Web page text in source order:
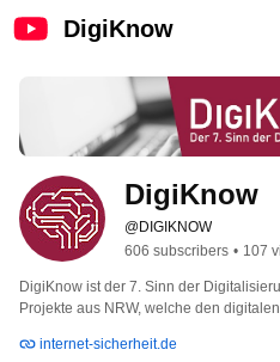
DigiKnow
DigiKnow
@DIGIKNOW
606 subscribers • 107
DigiKnow ist der 7. Sinn der
Projekte aus NRW, welche den
praktischen Nutzen in Beruf und Alltag
internet-sicherheit.de